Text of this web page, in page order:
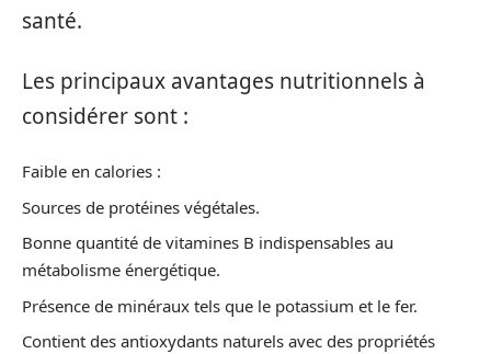
santé.
Les principaux avantages nutritionnels à
considérer sont :
Faible en calories :
Sources de protéines végétales.
Bonne quantité de vitamines B indispensables au
métabolisme énergétique.
Présence de minéraux tels que le potassium et le fer.
Contient des antioxydants naturels avec des propriétés